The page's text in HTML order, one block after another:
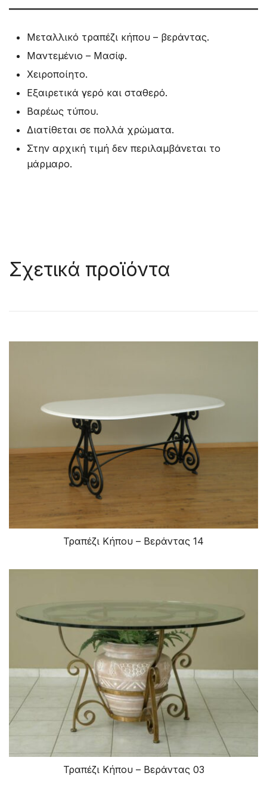
Μεταλλικό τραπέζι κήπου – βεράντας.
Μαντεμένιο – Μασίφ.
Χειροποίητο.
Εξαιρετικά γερό και σταθερό.
Βαρέως τύπου.
Διατίθεται σε πολλά χρώματα.
Στην αρχική τιμή δεν περιλαμβάνεται το
μάρμαρο.
Σχετικά προϊόντα
Τραπέζι Κήπου – Βεράντας 14
Τραπέζι Κήπου – Βεράντας 03